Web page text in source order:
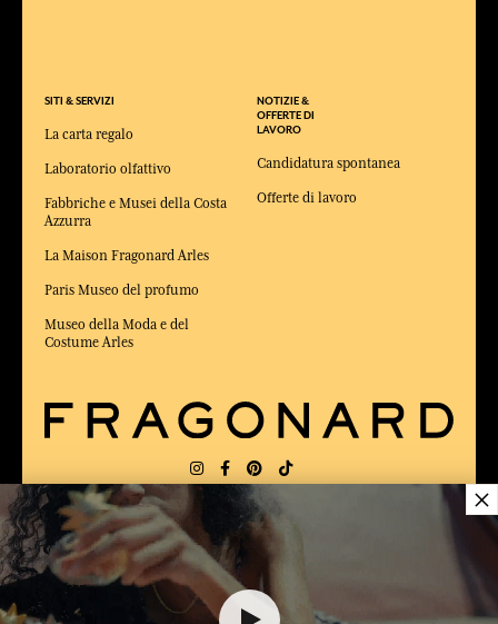
SITI & SERVIZI
La carta regalo
Laboratorio olfattivo
Fabbriche e Musei della Costa
Azzurra
La Maison Fragonard Arles
Paris Museo del profumo
Museo della Moda e del
Costume Arles
NOTIZIE &
OFFERTE DI
LAVORO
Candidatura spontanea
Offerte di lavoro
CONSEGNA: FR LINGUA:
×